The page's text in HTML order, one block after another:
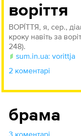
воріття
ВОРІ́ТТЯ, я, сер.,
кроку навіть за
248).
sum.in.ua: vorittja
2 коментарі
брама